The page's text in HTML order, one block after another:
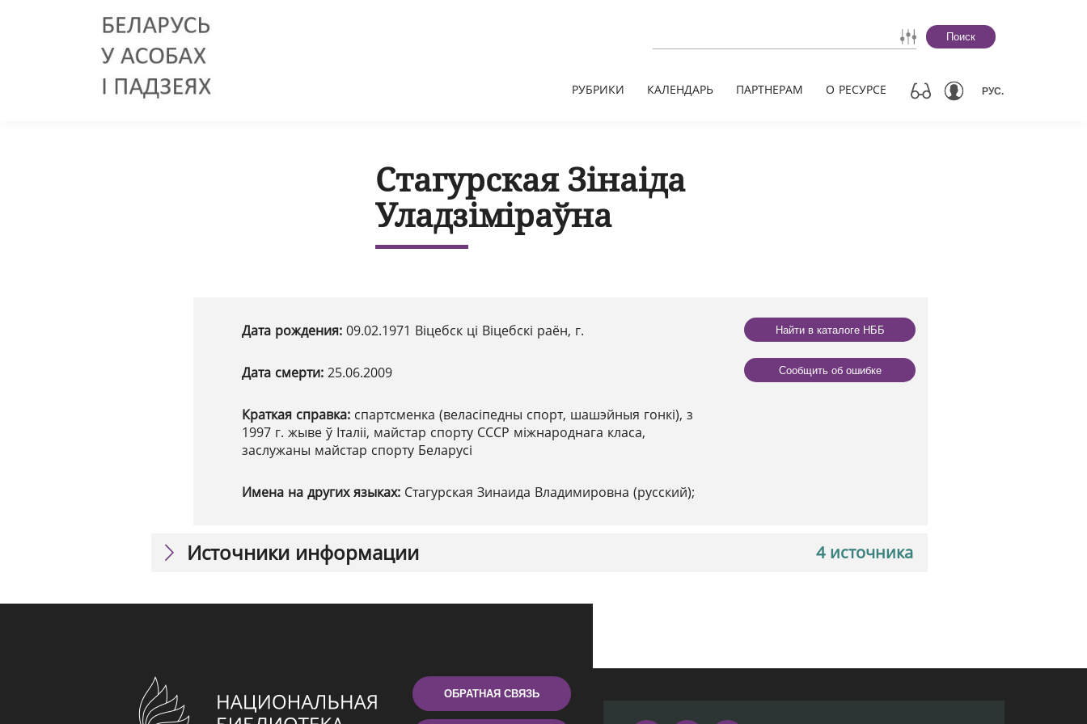
Поиск
РУБРИКИ КАЛЕНДАРЬ ПАРТНЕРАМ О РЕСУРСЕ РУС.
Стагурская Зінаіда
Уладзіміраўна
Дата рождения: 09.02.1971 Віцебск ці Віцебскі раён, г.
Дата смерти: 25.06.2009
Краткая справка: спартсменка (веласіпедны спорт, шашэйныя гонкі), з
1997 г. жыве ў Італіі, майстар спорту СССР міжнароднага класа,
заслужаны майстар спорту Беларусі
Имена на других языках: Стагурская Зинаида Владимировна (русский);
Найти в каталоге НББ
Сообщить об ошибке
4 источника
Источники информации
ОБРАТНАЯ СВЯЗЬ